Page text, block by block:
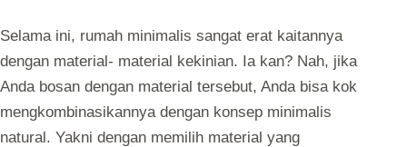
Selama ini, rumah minimalis sangat erat kaitannya
dengan material- material kekinian. Ia kan? Nah, jika
Anda bosan dengan material tersebut, Anda bisa kok
mengkombinasikannya dengan konsep minimalis
natural. Yakni dengan memilih material yang